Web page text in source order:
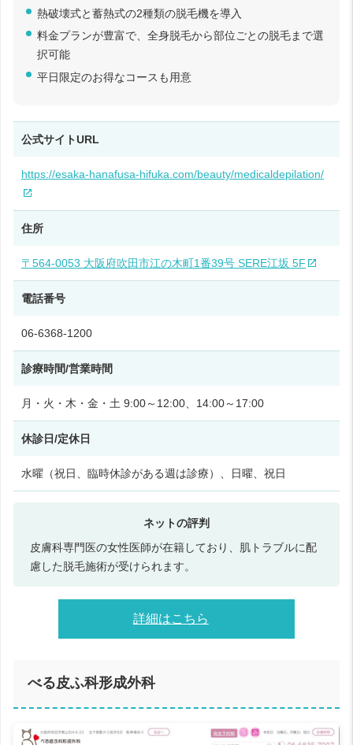
熱破壊式と蓄熱式の2種類の脱毛機を導入
料金プランが豊富で、全身脱毛から部位ごとの脱毛まで選
択可能
平日限定のお得なコースも用意
公式サイトURL
https://esaka-hanafusa-hifuka.com/beauty/medicaldepilation/
住所
〒564-0053 大阪府吹田市江の木町1番39号 SERE江坂 5F
電話番号
06-6368-1200
診療時間/営業時間
月・火・木・金・土 9:00～12:00、14:00～17:00
休診日/定休日
水曜（祝日、臨時休診がある週は診療）、日曜、祝日
皮膚科専門医の女性医師が在籍しており、肌トラブルに配
慮した脱毛施術が受けられます。
詳細はこちら
べる皮ふ科形成外科